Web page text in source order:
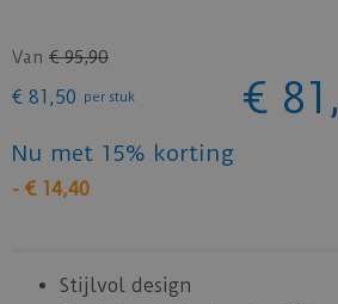
Van € 95,90
€ 81 ,50 per stuk € 81 ,
Nu met 15% korting
- € 14,40
Stijlvol design